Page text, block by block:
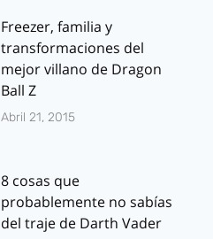
Freezer, familia y
transformaciones del
mejor villano de Dragon
Ball Z
Abril 21, 2015
8 cosas que
probablemente no sabías
del traje de Darth Vader